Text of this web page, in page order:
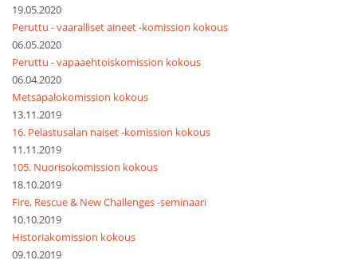
19.05.2020
Peruttu - vaaralliset aineet -komission kokous
06.05.2020
Peruttu - vapaaehtoiskomission kokous
06.04.2020
Metsäpalokomission kokous
13.11.2019
16. Pelastusalan naiset -komission kokous
11.11.2019
105. Nuorisokomission kokous
18.10.2019
Fire, Rescue & New Challenges -seminaari
10.10.2019
Historiakomission kokous
09.10.2019